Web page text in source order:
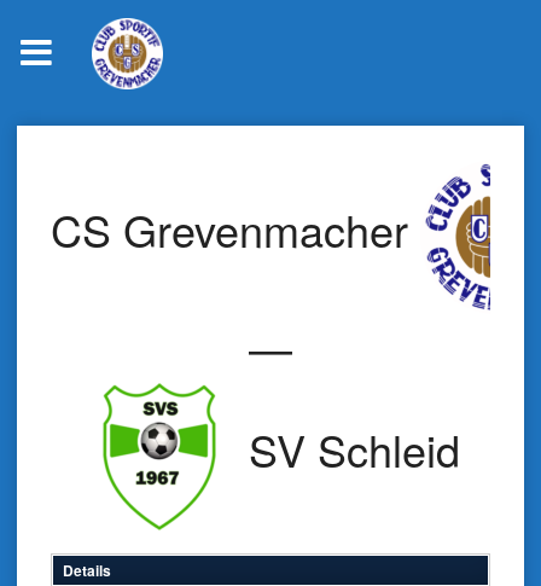
CS Grevenmacher
—
SV Schleid
Details